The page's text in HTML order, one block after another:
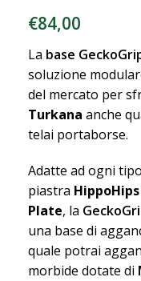
€84,00
La base
soluzione
del mercato per
Turkana anche
telai portaborse.
Adatte ad ogni
piastra
Plate, la
una base di
quale potrai
morbide dotate di